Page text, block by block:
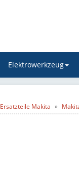
Elektrowerkzeug
Ersatzteile Makita